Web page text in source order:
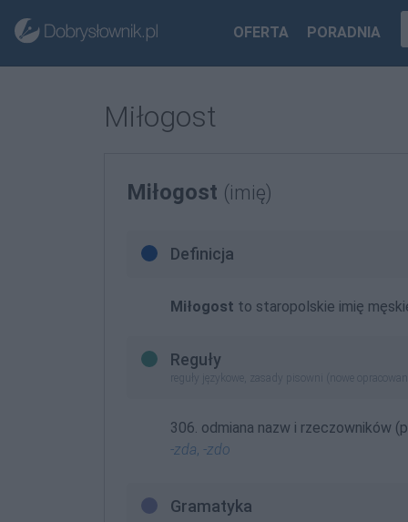
OFERTA PORADNIA
Miłogost
Miłogost (imię)
Definicja
Miłogost to staropolskie imię
Reguły
reguły językowe, zasady pisowni (nowe
306. odmiana nazw i rzeczowników
-zda, -zdo
Gramatyka